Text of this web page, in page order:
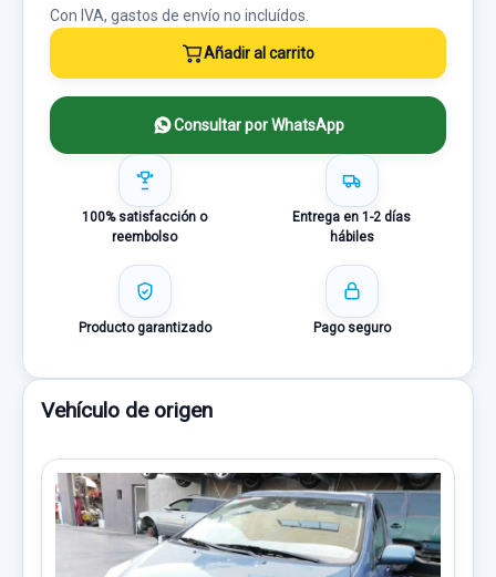
Con IVA, gastos de envío no incluídos.
Añadir al carrito
Consultar por WhatsApp
100% satisfacción o
reembolso
Entrega en 1-2 días
hábiles
Producto garantizado Pago seguro
Vehículo de origen